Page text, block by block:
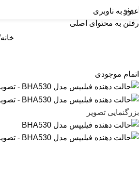
عبور به ناوبری
رفتن به محتوای اصلی
منو
خانه
اتمام موجودی
بزرگنمایی تصویر